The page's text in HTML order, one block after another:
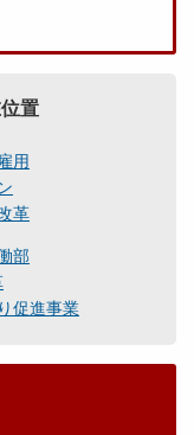
置
用
革
部
促進事業